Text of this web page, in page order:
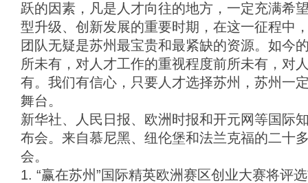
跃的因素，凡是人才向往的地方，一定充满希
型升级、创新发展的重要时期，在这一征程中
团队无疑是苏州最宝贵和最紧缺的资源。如今
所未有，对人才工作的重视程度前所未有，对
有。我们有信心，只要人才选择苏州，苏州一
舞台。
新华社、人民日报、欧洲时报和开元网等国际
布会。来自慕尼黑、纽伦堡和法兰克福的二十
会。
1. “赢在苏州”国际精英欧洲赛区创业大赛将评